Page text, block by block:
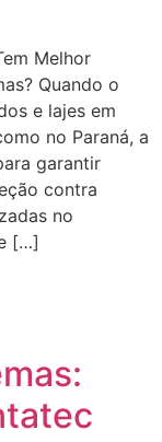
Melhor
Quando o
e lajes em
no Paraná, a
garantir
contra
no
[…]